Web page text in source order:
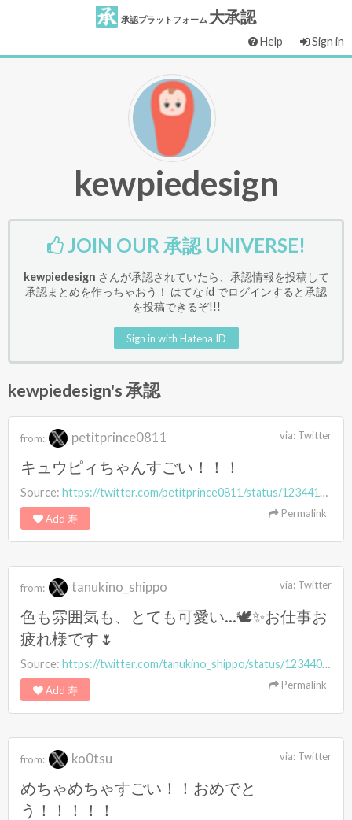
承認プラットフォーム 大承認
Help Sign in
kewpiedesign
JOIN OUR 承認 UNIVERSE!
kewpiedesign さんが承認されていたら、承認情報を投稿して
承認まとめを作っちゃおう！ はてな id でログインすると承認
を投稿できるぞ!!!
Sign in with Hatena ID
kewpiedesign's 承認
from: petitprince0811 via: Twitter
キュウピィちゃんすごい！！！
Source: https://twitter.com/petitprince0811/status/1234410901567983619
Add 寿 Permalink
from: tanukino_shippo via: Twitter
色も雰囲気も、とても可愛い…🕊✨お仕事お
疲れ様です🌷
Source: https://twitter.com/tanukino_shippo/status/1234403984116314113
Add 寿 Permalink
from: ko0tsu via: Twitter
めちゃめちゃすごい！！おめでと
う！！！！！